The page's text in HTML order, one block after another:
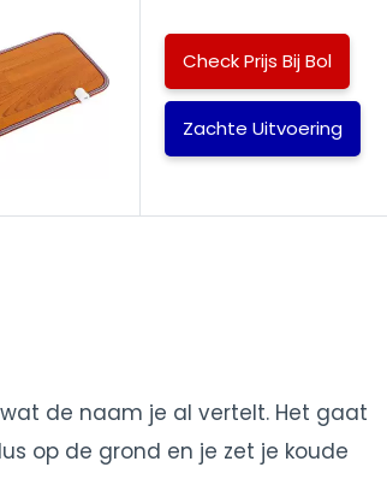
Check Prijs Bij Bol
Zachte Uitvoering
de naam je al vertelt. Het gaat
op de grond en je zet je koude